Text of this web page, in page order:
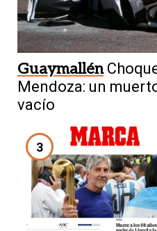
Guaymallén
Mendoza: un
vacío
3